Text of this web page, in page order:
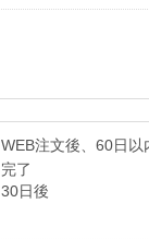
WEB注文後、60日以
完了
30日後